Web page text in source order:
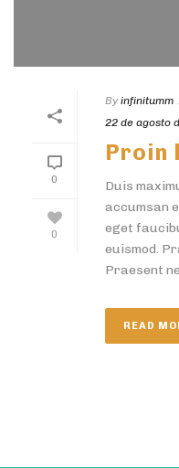
0
0
Byinfinitumm
22 de agosto
Proin
Duis
accumsan
eget
euismod.
Praesent
READ